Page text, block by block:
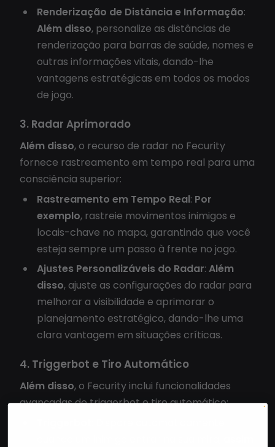
Renderização de Distância e Informação:
Além disso, personalize as distâncias de
renderização para barras de saúde, nomes e
outras informações vitais, dando-lhe
vantagens estratégicas em todos os modos
de jogo.
3. Radar Aprimorado
Além disso, o recurso de radar no Fecurity
fornece rastreamento em tempo real para uma
consciência superior:
Rastreamento em Tempo Real: Por
exemplo, rastreie movimentos inimigos e
locais-chave no mapa, garantindo que você
esteja sempre um passo à frente no jogo.
Ajustes Personalizáveis do Radar: Além
disso, ajuste as configurações do radar para
melhorar a visibilidade e aprimorar o
planejamento estratégico, dando-lhe uma
clara vantagem em situações críticas.
4. Triggerbot e Tiro Automático
Além disso, o Fecurity inclui funcionalidades
avançadas de triggerbot e tiro automático: